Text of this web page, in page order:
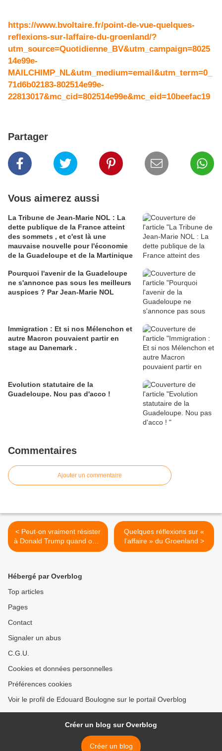
https://www.bvoltaire.fr/point-de-vue-quelques-
reflexions-sur-laffaire-du-groenland/?
utm_source=Quotidienne_BV&utm_campaign=8025
14e99e-
MAILCHIMP_NL&utm_medium=email&utm_term=0_
71d6b02183-802514e99e-
22813017&mc_cid=802514e99e&mc_eid=10beefac19
Partager
Vous aimerez aussi
La Tribune de Jean-Marie NOL : La
dette publique de la France atteint
des sommets , et c'est là une
mauvaise nouvelle pour l'économie
de la Guadeloupe et de la Martinique
Pourquoi l'avenir de la Guadeloupe
ne s'annonce pas sous les meilleurs
auspices ? Par Jean-Marie NOL
Immigration : Et si nos Mélenchon et
autre Macron pouvaient partir en
stage au Danemark .
Evolution statutaire de la
Guadeloupe. Nou pas d'acco !
Commentaires
Ajouter un commentaire
< Peut-on vraiment résister
à Donald Trump quand on a
tout cédé à Olivier Faure ?
Quelques réflexions sur «
l’affaire » du Groenland >
Hébergé par Overblog
Top articles
Pages
Contact
Signaler un abus
C.G.U.
Cookies et données personnelles
Préférences cookies
Voir le profil de Edouard Boulogne sur le portail Overblog
Créer un blog sur Overblog
Créer un blog